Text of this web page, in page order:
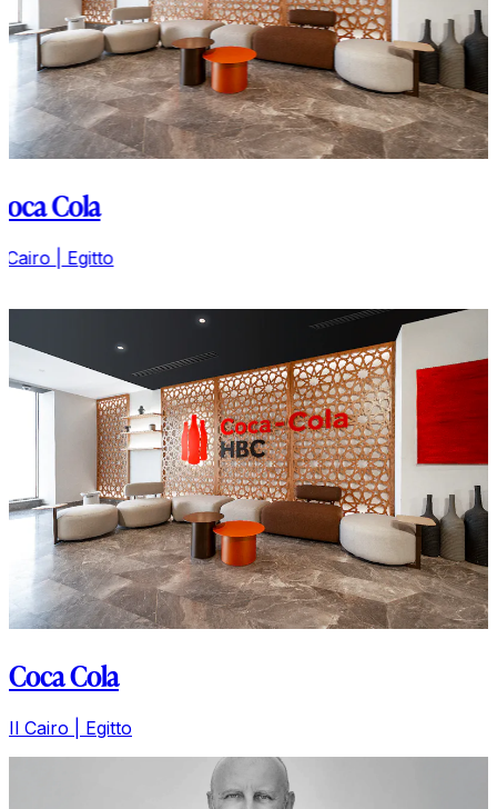
Coca Cola
Il Cairo | Egitto
Coca Cola
Il Cairo | Egitto